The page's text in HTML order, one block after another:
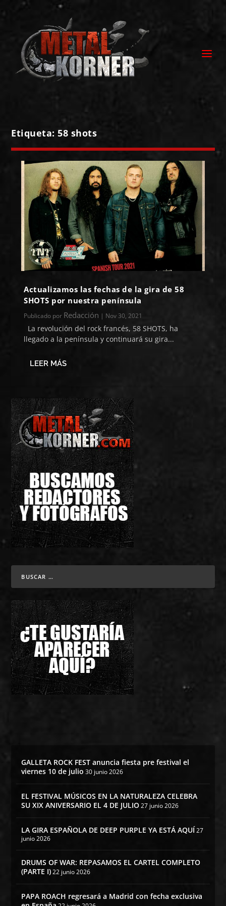
Etiqueta:58 shots
Actualizamos las fechas de la gira de 58
SHOTS por nuestra península
Publicado por Redacción | Nov 30, 2021
La revolución del rock francés, 58 SHOTS, ha
llegado a la península y continuará su gira...
LEER MÁS
GALLETA ROCK FEST anuncia fiesta pre festival el
viernes 10 de julio 30 junio 2026
EL FESTIVAL MÚSICOS EN LA NATURALEZA CELEBRA
SU XIX ANIVERSARIO EL 4 DE JULIO 27 junio 2026
LA GIRA ESPAÑOLA DE DEEP PURPLE YA ESTÁ AQUÍ27
junio 2026
DRUMS OF WAR: REPASAMOS EL CARTEL COMPLETO
(PARTE I) 22 junio 2026
PAPA ROACH regresará a Madrid con fecha exclusiva